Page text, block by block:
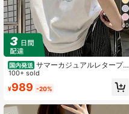
40
国内発送 サマーカジュアルレタープ
リントのオーバーサイズTシャツ、ク
ルーネック半袖、女性用のゆったり
としたストリートウェアトップス
100+ sold
¥989 -20%